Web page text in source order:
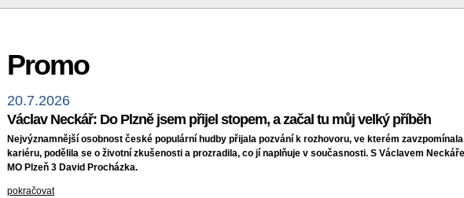
Promo
20.7.2026
Václav Neckář: Do Plzně jsem přijel stopem, a začal tu můj velký příběh
Nejvýznamnější osobnost české populární hudby přijala pozvání k rozhovoru, ve kterém
kariéru, podělila se o životní zkušenosti a prozradila, co jí naplňuje v současnosti. S Václavem
MO Plzeň 3 David Procházka.
pokračovat